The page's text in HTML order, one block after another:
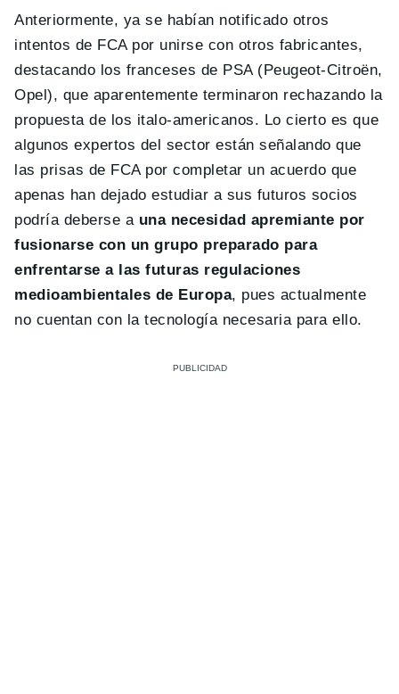
Anteriormente, ya se habían notificado otros
intentos de FCA por unirse con otros fabricantes,
destacando los franceses de PSA (Peugeot-Citroën,
Opel), que aparentemente terminaron rechazando la
propuesta de los italo-americanos. Lo cierto es que
algunos expertos del sector están señalando que
las prisas de FCA por completar un acuerdo que
apenas han dejado estudiar a sus futuros socios
podría deberse a una necesidad apremiante por
fusionarse con un grupo preparado para
enfrentarse a las futuras regulaciones
medioambientales de Europa, pues actualmente
no cuentan con la tecnología necesaria para ello.